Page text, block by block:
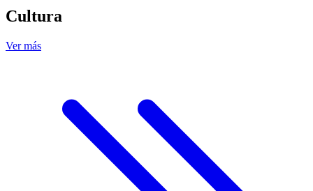
Cultura
Ver más